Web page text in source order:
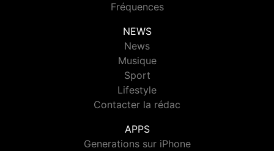
Fréquences
NEWS
News
Musique
Sport
Lifestyle
Contacter la rédac
APPS
Generations sur iPhone